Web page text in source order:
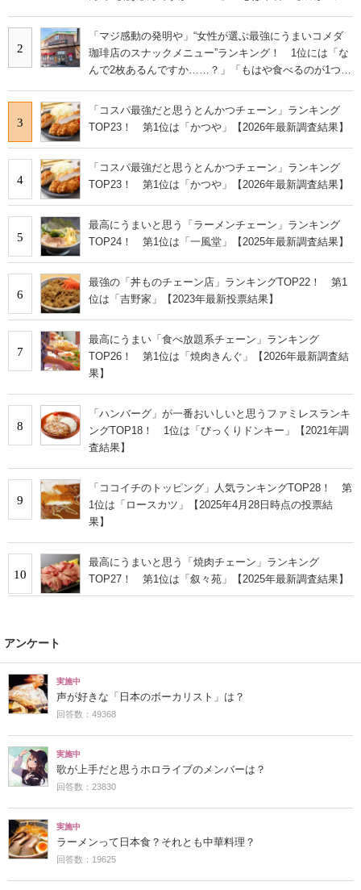
2
「マジ感動の発明や」“女性が選ぶ最強にうまいコメダ
珈琲店のスナックメニュー”ランキング！ 1位には「な
んで2枚あるんですか……？」「もはや食べるのが1つの
3
「コスパ最強だと思うとんかつチェーン」ランキング
TOP23！ 第1位は「かつや」【2026年最新調査結果】
4
「コスパ最強だと思うとんかつチェーン」ランキング
TOP23！ 第1位は「かつや」【2026年最新調査結果】
5
最高にうまいと思う「ラーメンチェーン」ランキング
TOP24！ 第1位は「一風堂」【2025年最新調査結果】
6
最強の「丼ものチェーン店」ランキングTOP22！ 第1
位は「吉野家」【2023年最新投票結果】
7
最高にうまい「食べ放題系チェーン」ランキング
TOP26！ 第1位は「焼肉きんぐ」【2026年最新調査結
果】
8
「ハンバーグ」が一番おいしいと思うファミレスランキ
ングTOP18！ 1位は「びっくりドンキー」【2021年調
査結果】
9
「ココイチのトッピング」人気ランキングTOP28！ 第
1位は「ロースカツ」【2025年4月28日時点の投票結
果】
10
最高にうまいと思う「焼肉チェーン」ランキング
TOP27！ 第1位は「叙々苑」【2025年最新調査結果】
アンケート
実施中
声が好きな「日本のボーカリスト」は？
回答数：49368
実施中
歌が上手だと思うホロライブのメンバーは？
回答数：23830
実施中
ラーメンって日本食？それとも中華料理？
回答数：19625